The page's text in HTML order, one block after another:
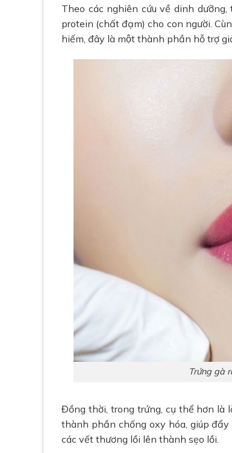
Theo các nghiên cứu về dinh
protein (chất đạm) cho con người.
hiếm, đây là một thành phần hỗ trợ
Trứng gà
Đồng thời, trong trứng, cụ thể hơn là
thành phần chống oxy hóa, giúp
các vết thương lồi lên thành sẹo lồi.